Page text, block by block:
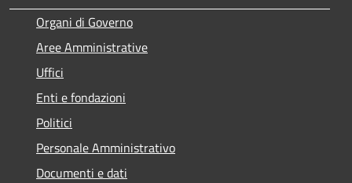
Organi di Governo
Aree Amministrative
Uffici
Enti e fondazioni
Politici
Personale Amministrativo
Documenti e dati